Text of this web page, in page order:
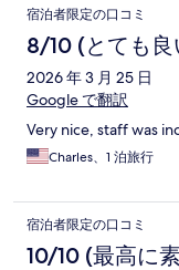
宿泊者限定の口コミ
8/10 (とても良
2026 年 3 月 25 日
Google で翻訳
Very nice, staff was
Charles、1 泊旅行
宿泊者限定の口コミ
10/10 (最高に